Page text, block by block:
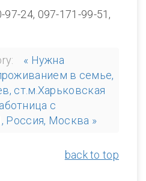
24, 097-171-99-51,
« Нужна
в семье,
ст.м.Харьковская
с
Россия, Москва »
back to top